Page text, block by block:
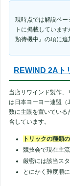
現時点では解説ペ
トに掲載していま
類待機中』の項に
REWIND 2Aト
当店リワインド製作
は日本ヨーヨー連盟（
数に主眼を置いている
含しています。
トリックの種類
競技会で現在主
厳密には該当ス
とにかく難度順